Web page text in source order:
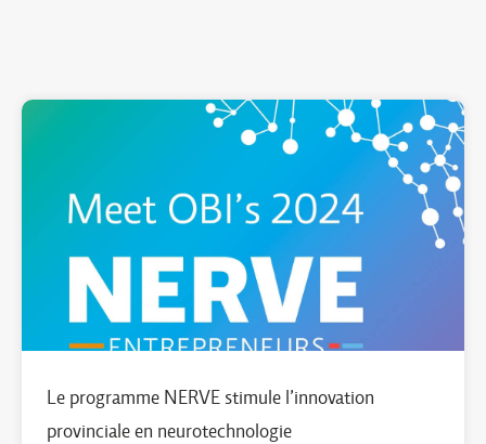
Le programme NERVE stimule l’innovation
provinciale en neurotechnologie